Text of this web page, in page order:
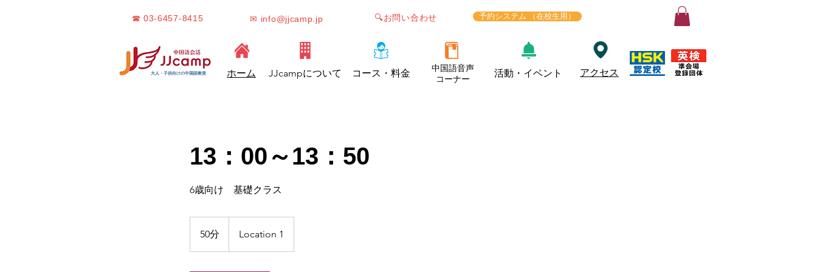
☎ 03-6457-8415 ✉ info@jjcamp.jp 🔍お問い合わせ 予約システム （在校生用）
大人・子供向けの中国語教室 ホーム JJcampについて コース・料金
中国語音声
コーナー
活動・イベント アクセス
13：00～13：50
6歳向け 基礎クラス
50分
0
Location 1